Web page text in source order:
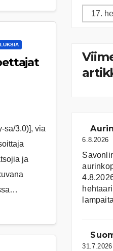
sa/3.0)], via
ja
6.8.2026
31.7.2026